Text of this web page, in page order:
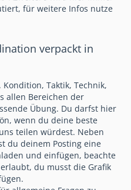
für weitere Infos nutze
verpackt in
Taktik, Technik,
allen Bereichen der
Übung. Du darfst hier
wenn du deine beste
teilen würdest. Neben
du deinem Posting eine
und einfügen, beachte
du musst die Grafik